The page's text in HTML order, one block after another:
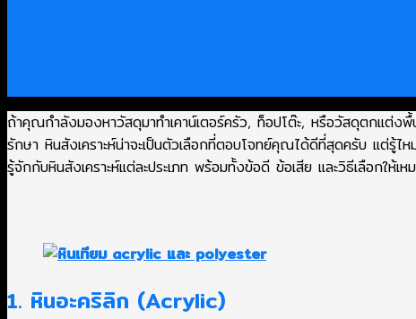
ถ้าคุณกำลังมองหาวัสดุมาทำเคาน์เตอร์ครัว, ท็อปโต๊ะ, หรือวัสดุตกแต่ง
รักษา หินสังเคราะห์น่าจะเป็นตัวเลือกที่ตอบโจทย์คุณได้ดีที่สุดครับ แต่รู้ไ
รู้จักกับหินสังเคราะห์แต่ละประเภท พร้อมทั้งข้อดี ข้อเสีย และวิธีเลือกให้
1. หินอะคริลิก (Acrylic)